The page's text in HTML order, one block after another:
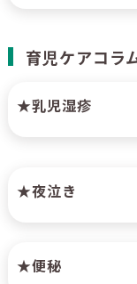
育児ケアコラ
★乳児湿疹
★夜泣き
★便秘